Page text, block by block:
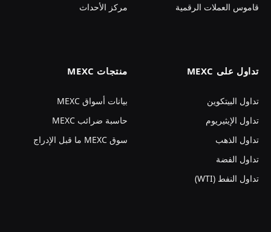
قاموس العملات الرقمية
مركز الأحداث
تداول على MEXC
تداول البيتكوين
تداول الإيثيريوم
تداول الذهب
تداول الفضة
تداول النفط (WTI)
منتجات MEXC
بيانات أسواق MEXC
حاسبة ضرائب MEXC
سوق MEXC ما قبل الإدراج